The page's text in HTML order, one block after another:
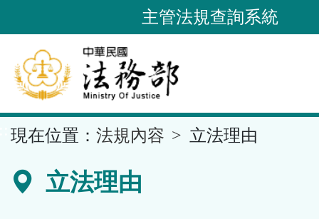
到
要
內
容
區
主管法規查詢系統
現在位置： 法規內容 立法理由
立法理由